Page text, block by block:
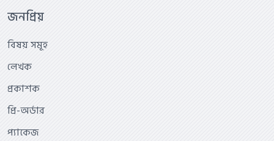
জনপ্রিয়
বিষয় সমূহ
লেখক
প্রকাশক
প্রি-অর্ডার
প্যাকেজ